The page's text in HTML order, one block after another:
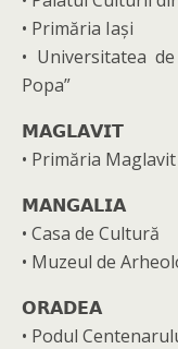
• Primăria Iași
• Universitatea
Popa”
𝗠𝗔𝗚𝗟𝗔𝗩𝗜𝗧
• Primăria Maglavit
𝗠𝗔𝗡𝗚𝗔𝗟𝗜𝗔
• Casa de Cultură
• Muzeul de
𝗢𝗥𝗔𝗗𝗘𝗔
• Podul